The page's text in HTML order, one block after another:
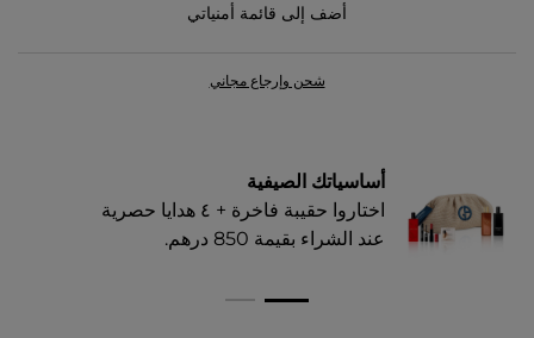
أضف إلى قائمة أمنياتي
شحن وإرجاع مجاني
أساسياتك الصيفية
اختاروا حقيبة فاخرة + ٤ هدايا حصرية
عند الشراء بقيمة 850 درهم.​